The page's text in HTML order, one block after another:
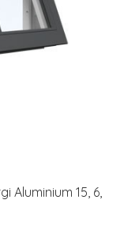
Aluminium 15, 6,